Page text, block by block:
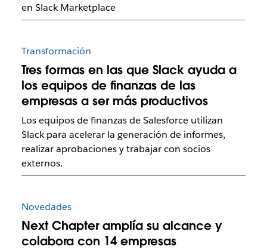
en Slack Marketplace
Transformación
Tres formas en las que Slack ayuda a
los equipos de finanzas de las
empresas a ser más productivos
Los equipos de finanzas de Salesforce utilizan
Slack para acelerar la generación de informes,
realizar aprobaciones y trabajar con socios
externos.
Novedades
Next Chapter amplía su alcance y
colabora con 14 empresas